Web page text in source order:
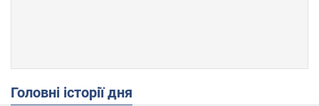
Головні історії дня